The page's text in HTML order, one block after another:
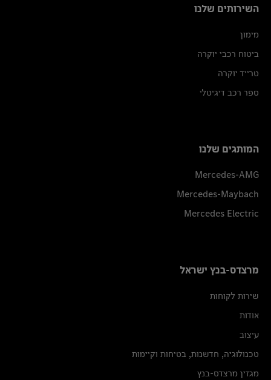
השירותים שלנו
מימון
ביטוח רכבי יוקרה
טרייד יוקרה
ספר רכב דיגיטלי
המותגים שלנו
Mercedes-AMG
Mercedes-Maybach
Mercedes Electric
מרצדס-בנץ ישראל
שירות לקוחות
אודות
עיצוב
טכנולוגיה, חדשנות, בטיחות וקיימות
מגזין מרצדס-בנץ